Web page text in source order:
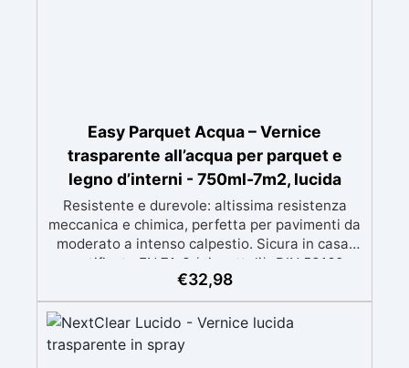
Easy Parquet Acqua – Vernice
trasparente all’acqua per parquet e
legno d’interni - 750ml-7m2, lucida
Resistente e durevole: altissima resistenza
meccanica e chimica, perfetta per pavimenti da
moderato a intenso calpestio. Sicura in casa:
certificata EN 71-3 (giocattoli), DIN 53160
(sudore e saliva) e classe emissioni A+. Facile
da usare: pronta all’uso, applicabile a rullo o
pennello, resa 8–10 m²/L, attrezzi lavabili in
acqua. Rapida e a base acqua: sovraverniciabile
e carteggiabile in ~4 h, calpestabile dopo 8 h.
€32,98